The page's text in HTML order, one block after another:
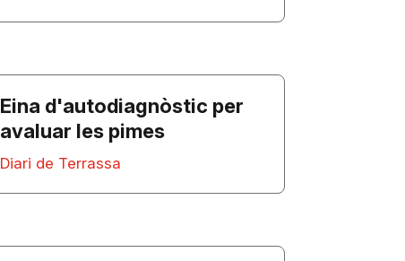
Eina d'autodiagnòstic per
avaluar les pimes
Diari de Terrassa